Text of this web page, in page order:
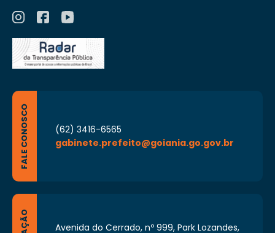
FALE CONOSCO
(62) 3416-6565
gabinete.prefeito@goiania.go.gov.br
Avenida do Cerrado, nº 999, Park Lozandes,